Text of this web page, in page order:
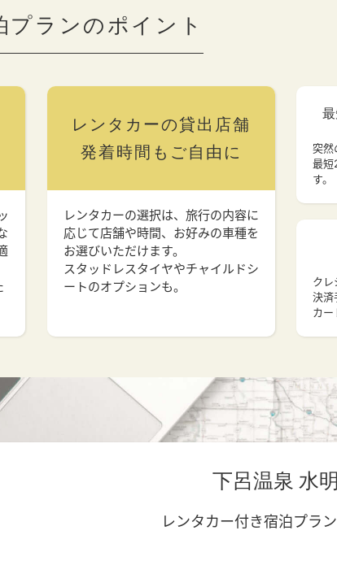
プランのポイント
レンタカーの貸出店舗
発着時間もご自由に
レンタカーの選択は、旅行の内容に
応じて店舗や時間、お好みの車種を
お選びいただけます。
スタッドレスタイヤやチャイルドシ
ートのオプションも。
突然
最短
す。
クレ
決済
カー
下呂温泉 水
レンタカー付き宿泊プラ